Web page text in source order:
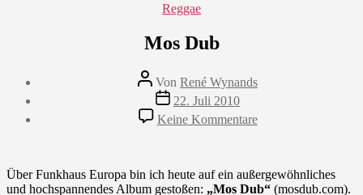
Kategorien
Reggae
Mos Dub
Beitragsautor
Von René Wynands
Veröffentlichungsdatum
22. Juli 2010
Keine Kommentarezu
Mos
Über Funkhaus Europa bin ich heute auf ein außergewöhnliches
und hochspannendes Album gestoßen: „Mos Dub“ (mosdub.com).